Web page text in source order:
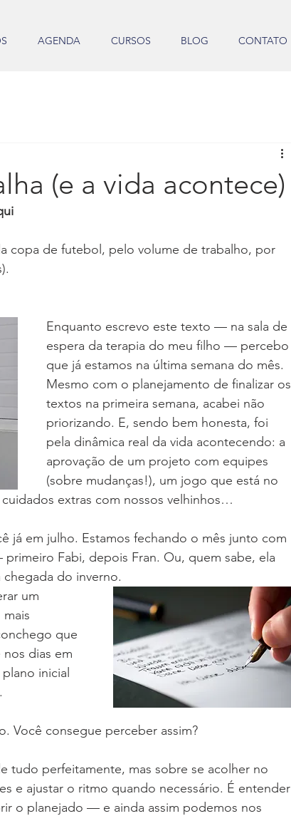
AGENDA CURSOS BLOG CONTATO
(e a vida acontece)
copa de futebol, pelo volume de trabalho, por
Enquanto escrevo este texto — na sala de
espera da terapia do meu filho — percebo
que já estamos na última semana do mês.
Mesmo com o planejamento de finalizar os
textos na primeira semana, acabei não
priorizando. E, sendo bem honesta, foi
pela dinâmica real da vida acontecendo: a
aprovação de um projeto com equipes
(sobre mudanças!), um jogo que está no
extras com nossos velhinhos…
já em julho. Estamos fechando o mês junto com
Fabi, depois Fran. Ou, quem sabe, ela
do inverno.
um
que
dias em
inicial
Você consegue perceber assim?
tudo perfeitamente, mas sobre se acolher no
e ajustar o ritmo quando necessário. É entender
o planejado — e ainda assim podemos nos